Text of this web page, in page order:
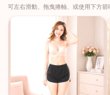
可左右滑動、拖曳捲軸、或使用下方箭